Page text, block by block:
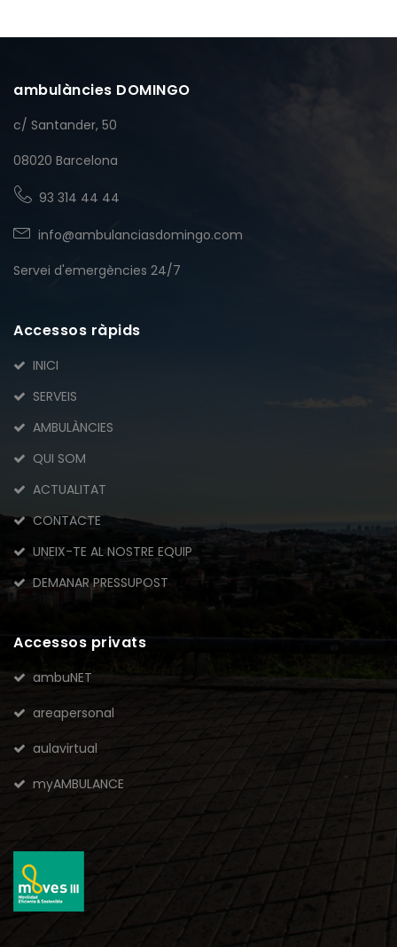
ambulàncies DOMINGO
c/ Santander, 50
08020 Barcelona
93 314 44 44
info@ambulanciasdomingo.com
Servei d'emergències 24/7
Accessos ràpids
INICI
SERVEIS
AMBULÀNCIES
QUI SOM
ACTUALITAT
CONTACTE
UNEIX-TE AL NOSTRE EQUIP
DEMANAR PRESSUPOST
Accessos privats
ambuNET
areapersonal
aulavirtual
myAMBULANCE